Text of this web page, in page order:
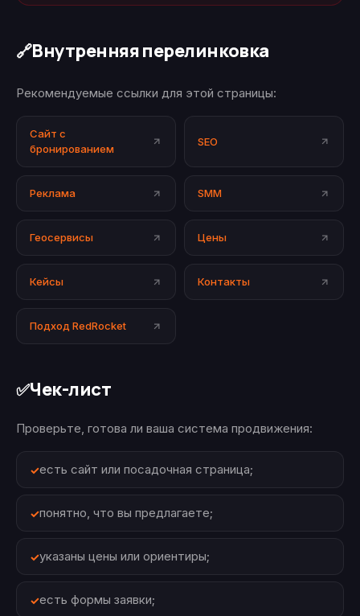
🔗Внутренняя перелинковка
Рекомендуемые ссылки для этой страницы:
Сайт с
бронированием
SEO
Реклама SMM
Геосервисы Цены
Кейсы Контакты
Подход RedRocket
✅Чек-лист
Проверьте, готова ли ваша система продвижения:
есть сайт или посадочная страница;
понятно, что вы предлагаете;
указаны цены или ориентиры;
есть формы заявки;